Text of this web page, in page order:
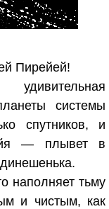
Пирейей!
системы
спутников, и
— плывет в
наполняет тьму
и чистым, как